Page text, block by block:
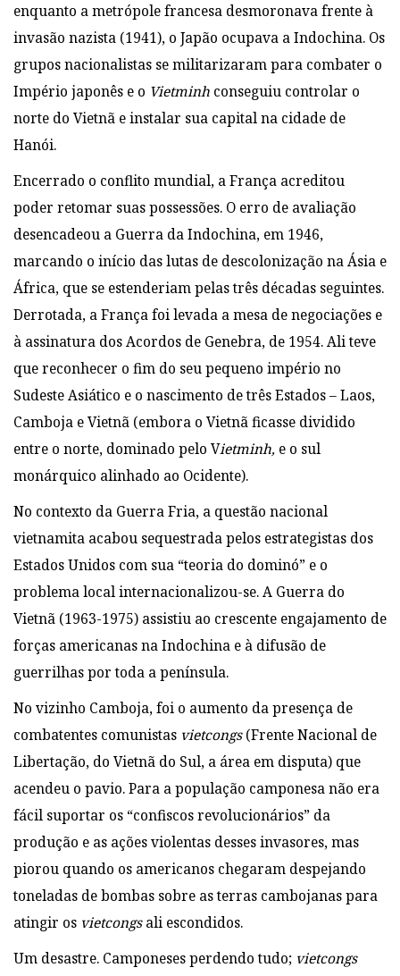
enquanto a metrópole francesa desmoronava frente à
invasão nazista (1941), o Japão ocupava a Indochina. Os
grupos nacionalistas se militarizaram para combater o
Império japonês e o Vietminh conseguiu controlar o
norte do Vietnã e instalar sua capital na cidade de
Hanói.
Encerrado o conflito mundial, a França acreditou
poder retomar suas possessões. O erro de avaliação
desencadeou a Guerra da Indochina, em 1946,
marcando o início das lutas de descolonização na Ásia e
África, que se estenderiam pelas três décadas seguintes.
Derrotada, a França foi levada a mesa de negociações e
à assinatura dos Acordos de Genebra, de 1954. Ali teve
que reconhecer o fim do seu pequeno império no
Sudeste Asiático e o nascimento de três Estados – Laos,
Camboja e Vietnã (embora o Vietnã ficasse dividido
entre o norte, dominado pelo Vietminh, e o sul
monárquico alinhado ao Ocidente).
No contexto da Guerra Fria, a questão nacional
vietnamita acabou sequestrada pelos estrategistas dos
Estados Unidos com sua “teoria do dominó” e o
problema local internacionalizou-se. A Guerra do
Vietnã (1963-1975) assistiu ao crescente engajamento de
forças americanas na Indochina e à difusão de
guerrilhas por toda a península.
No vizinho Camboja, foi o aumento da presença de
combatentes comunistas vietcongs(Frente Nacional de
Libertação, do Vietnã do Sul, a área em disputa) que
acendeu o pavio. Para a população camponesa não era
fácil suportar os “confiscos revolucionários” da
produção e as ações violentas desses invasores, mas
piorou quando os americanos chegaram despejando
toneladas de bombas sobre as terras cambojanas para
atingir os vietcongsali escondidos.
Um desastre. Camponeses perdendo tudo; vietcongs